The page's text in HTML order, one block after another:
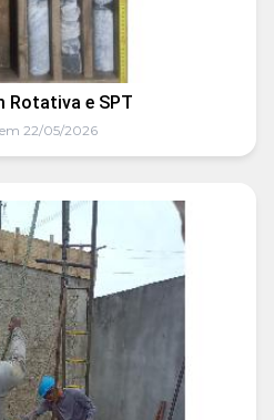
Rotativa e SPT
22/05/2026